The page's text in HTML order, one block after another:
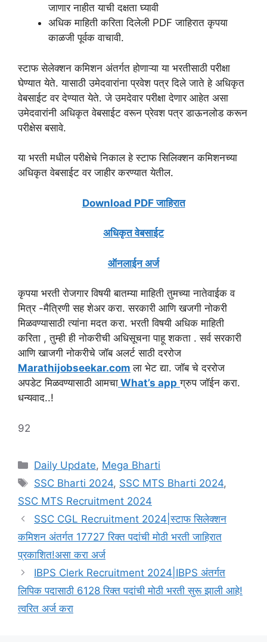
जाणार नाहीत याची दक्षता घ्यावी
अधिक माहिती करिता दिलेली PDF जाहिरात कृपया
काळजी पूर्वक वाचावी.
स्टाफ सेलेक्शन कमिशन अंतर्गत होणाऱ्या या भरतीसाठी परीक्षा
घेण्यात येते. यासाठी उमेदवारांना प्रवेश पत्र दिले जाते हे अधिकृत
वेबसाईट वर देण्यात येते. जे उमदेवार परीक्षा देणार आहेत असा
उमेदवारांनी अधिकृत वेबसाईट वरून प्रेवश पत्र डाऊनलोड करून
परीक्षेस बसावे.
या भरती मधील परीक्षेचे निकाल हे स्टाफ सिलिक्शन कमिशनच्या
अधिकृत वेबसाईट वर जाहीर करण्यात येतील.
Download PDF जाहिरात
अधिकृत वेबसाईट
ऑनलाईन अर्ज
कृपया भरती रोजगार विषयी बातम्या माहिती तुमच्या नातेवाईक व
मित्र -मैत्रिणी सह शेअर करा. सरकारी आणि खजगी नोकरी
मिळवण्यासाठी त्यांना मदत करा. भरती विषयी अधिक माहिती
करिता , तुम्ही ही नोकरीची अधिसूचना पाहू शकता . सर्व सरकारी
आणि खाजगी नोकरीचे जॉब अलर्ट साठी दररोज
Marathijobseekar.com ला भेट द्या. जॉब चे दररोज
अपडेट मिळवण्यासाठी आमचा What’s app ग्रुप जॉईन करा.
धन्यवाद..!
92
Categories
Daily Update, Mega Bharti
Tags
SSC Bharti 2024, SSC MTS Bharti 2024,
SSC MTS Recruitment 2024
SSC CGL Recruitment 2024|स्टाफ सिलेक्शन
कमिशन अंतर्गत 17727 रिक्त पदांची मोठी भरती जाहिरात
प्रकाशित!असा करा अर्ज
IBPS Clerk Recruitment 2024|IBPS अंतर्गत
लिपिक पदासाठी 6128 रिक्त पदांची मोठी भरती सुरू झाली आहे!
त्वरित अर्ज करा